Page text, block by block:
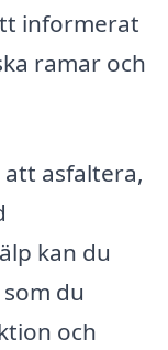
informerat
ramar och
asfaltera,
kan du
du
och